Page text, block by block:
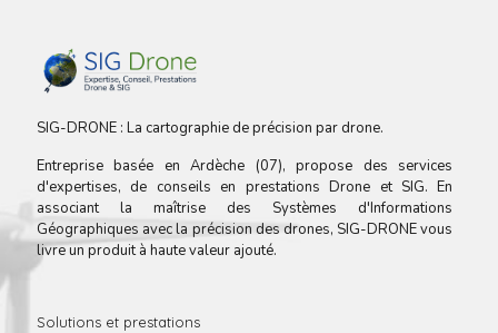
SIG-DRONE : La cartographie de précision par drone.
Entreprise basée en Ardèche (07), propose des services
d'expertises, de conseils en prestations Drone et SIG. En
associant la maîtrise des Systèmes d'Informations
Géographiques avec la précision des drones, SIG-DRONE vous
livre un produit à haute valeur ajouté.
Solutions et prestations